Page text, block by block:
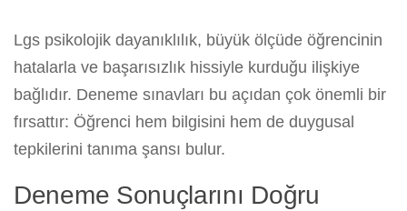
Lgs psikolojik dayanıklılık, büyük ölçüde öğrencinin
hatalarla ve başarısızlık hissiyle kurduğu ilişkiye
bağlıdır. Deneme sınavları bu açıdan çok önemli bir
fırsattır: Öğrenci hem bilgisini hem de duygusal
tepkilerini tanıma şansı bulur.
Deneme Sonuçlarını Doğru